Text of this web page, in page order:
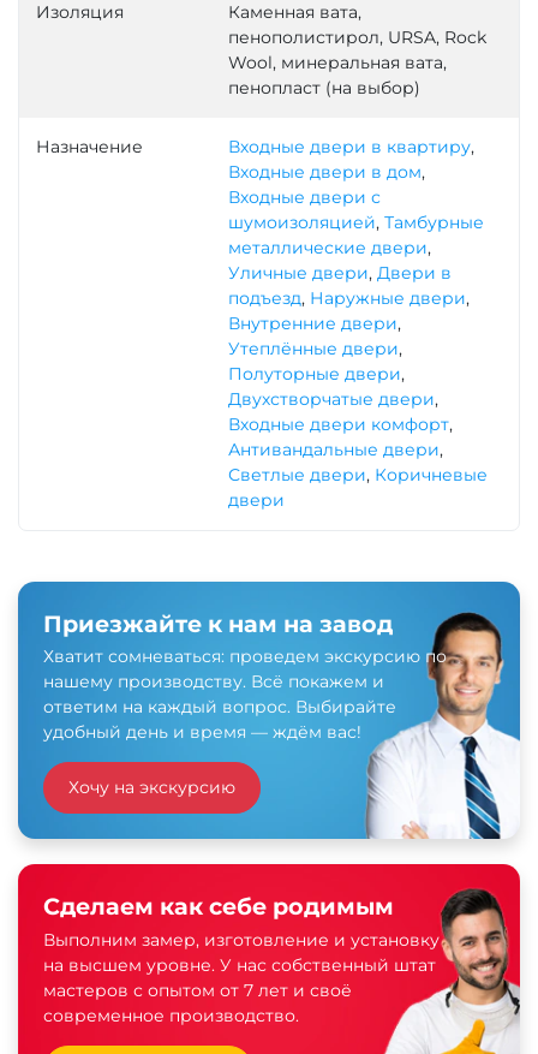
Изоляция
Каменная вата,
пенополистирол, URSA, Rock
Wool, минеральная вата,
пенопласт (на выбор)
Назначение Входные двери в квартиру,
Входные двери в дом,
Входные двери с
шумоизоляцией, Тамбурные
металлические двери,
Уличные двери, Двери в
подъезд, Наружные двери,
Внутренние двери,
Утеплённые двери,
Полуторные двери,
Двухстворчатые двери,
Входные двери комфорт,
Антивандальные двери,
Светлые двери, Коричневые
двери
Приезжайте к нам на завод
Хватит сомневаться: проведем экскурсию по
нашему производству. Всё покажем и
ответим на каждый вопрос. Выбирайте
удобный день и время — ждём вас!
Хочу на экскурсию
Сделаем как себе родимым
Выполним замер, изготовление и установку
на высшем уровне. У нас собственный штат
мастеров с опытом от 7 лет и своё
современное производство.